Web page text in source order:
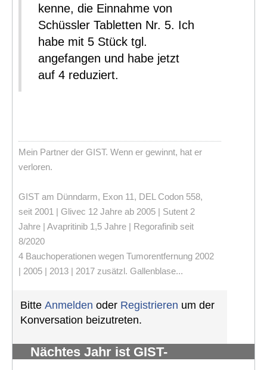
kenne, die Einnahme von
Schüssler Tabletten Nr. 5. Ich
habe mit 5 Stück tgl.
angefangen und habe jetzt
auf 4 reduziert.
Mein Partner der GIST. Wenn er gewinnt, hat er
verloren.
GIST am Dünndarm, Exon 11, DEL Codon 558,
seit 2001 | Glivec 12 Jahre ab 2005 | Sutent 2
Jahre | Avapritinib 1,5 Jahre | Regorafinib seit
8/2020
4 Bauchoperationen wegen Tumorentfernung 2002
| 2005 | 2013 | 2017 zusätzl. Gallenblase...
Bitte Anmelden oder Registrieren um der
Konversation beizutreten.
Nächtes Jahr ist GIST-